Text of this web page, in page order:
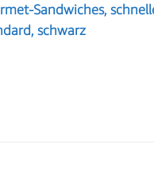
Sandwiches,
schwarz